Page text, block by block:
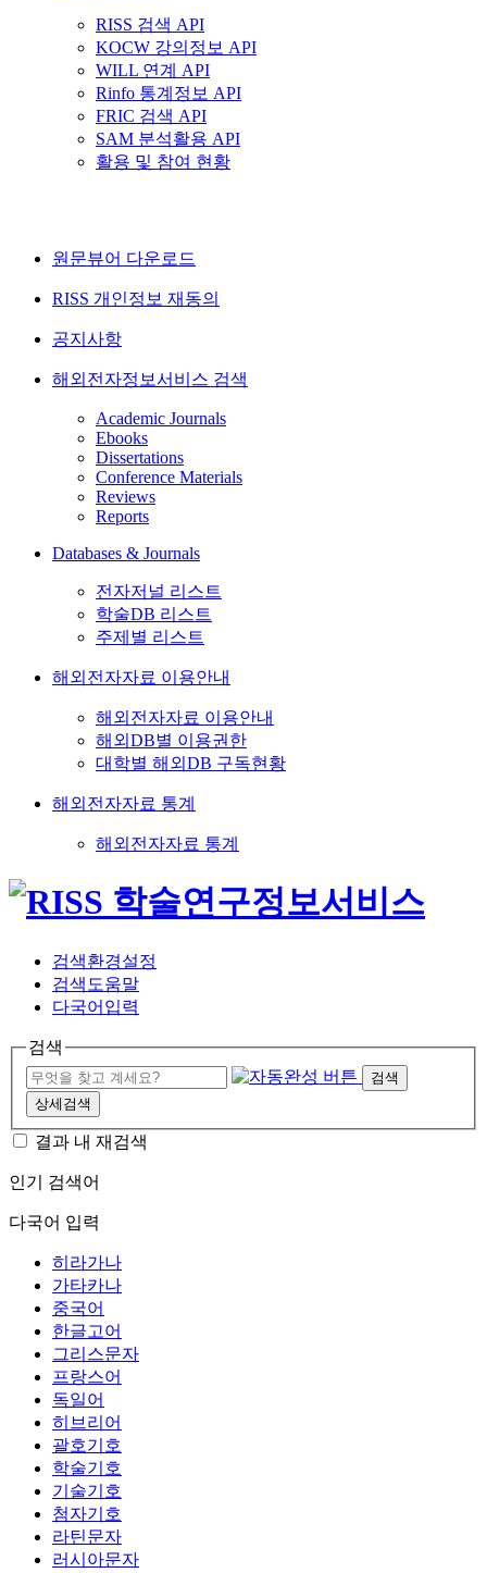
RISS 검색 API
KOCW 강의정보 API
WILL 연계 API
Rinfo 통계정보 API
FRIC 검색 API
SAM 분석활용 API
활용 및 참여 현황
원문뷰어 다운로드
RISS 개인정보 재동의
공지사항
해외전자정보서비스 검색
Academic Journals
Ebooks
Dissertations
Conference Materials
Reviews
Reports
Databases & Journals
전자저널 리스트
학술DB 리스트
주제별 리스트
해외전자자료 이용안내
해외전자자료 이용안내
해외DB별 이용권한
대학별 해외DB 구독현황
해외전자자료 통계
해외전자자료 통계
검색환경설정
검색도움말
다국어입력
검색
검색
상세검색
결과 내 재검색
인기 검색어
다국어 입력
히라가나
가타카나
중국어
한글고어
그리스문자
프랑스어
독일어
히브리어
괄호기호
학술기호
기술기호
첨자기호
라틴문자
러시아문자